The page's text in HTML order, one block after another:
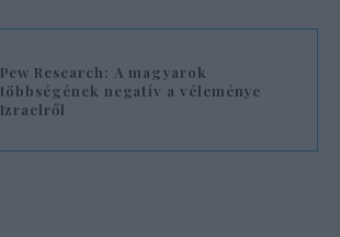
Pew Research: A magyarok
többségének negatív a véleménye
Izraelről